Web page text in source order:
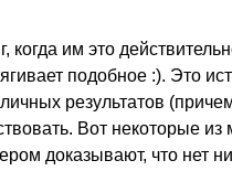
им это
подобное :). Это
результатов
Вот некоторые из
доказывают, что нет